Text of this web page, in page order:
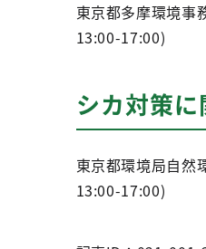
東京都多摩環境事
13:00-17:00)
シカ対策
東京都環境局自然
13:00-17:00)